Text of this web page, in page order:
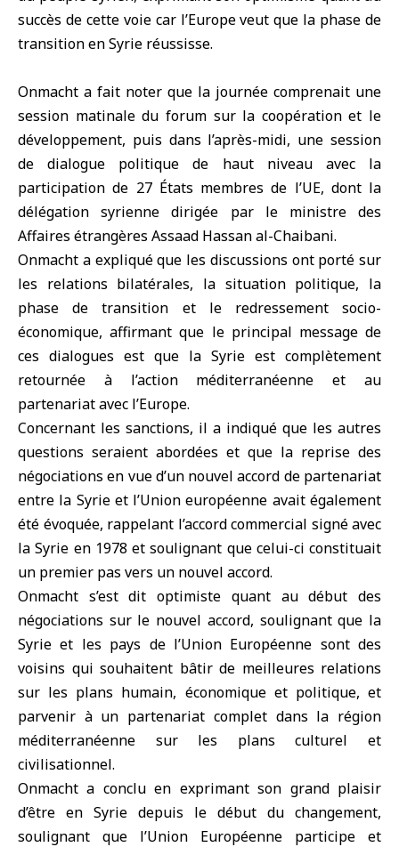
succès de cette voie car l’Europe veut que la phase de
transition en Syrie réussisse.
Onmacht a fait noter que la journée comprenait une
session matinale du forum sur la coopération et le
développement, puis dans l’après-midi, une session
de dialogue politique de haut niveau avec la
participation de 27 États membres de l’UE, dont la
délégation syrienne dirigée par le ministre des
Affaires étrangères Assaad Hassan al-Chaibani.
Onmacht a expliqué que les discussions ont porté sur
les relations bilatérales, la situation politique, la
phase de transition et le redressement socio-
économique, affirmant que le principal message de
ces dialogues est que la Syrie est complètement
retournée à l’action méditerranéenne et au
partenariat avec l’Europe.
Concernant les sanctions, il a indiqué que les autres
questions seraient abordées et que la reprise des
négociations en vue d’un nouvel accord de partenariat
entre la Syrie et l’Union européenne avait également
été évoquée, rappelant l’accord commercial signé avec
la Syrie en 1978 et soulignant que celui-ci constituait
un premier pas vers un nouvel accord.
Onmacht s’est dit optimiste quant au début des
négociations sur le nouvel accord, soulignant que la
Syrie et les pays de l’Union Européenne sont des
voisins qui souhaitent bâtir de meilleures relations
sur les plans humain, économique et politique, et
parvenir à un partenariat complet dans la région
méditerranéenne sur les plans culturel et
civilisationnel.
Onmacht a conclu en exprimant son grand plaisir
d’être en Syrie depuis le début du changement,
soulignant que l’Union Européenne participe et